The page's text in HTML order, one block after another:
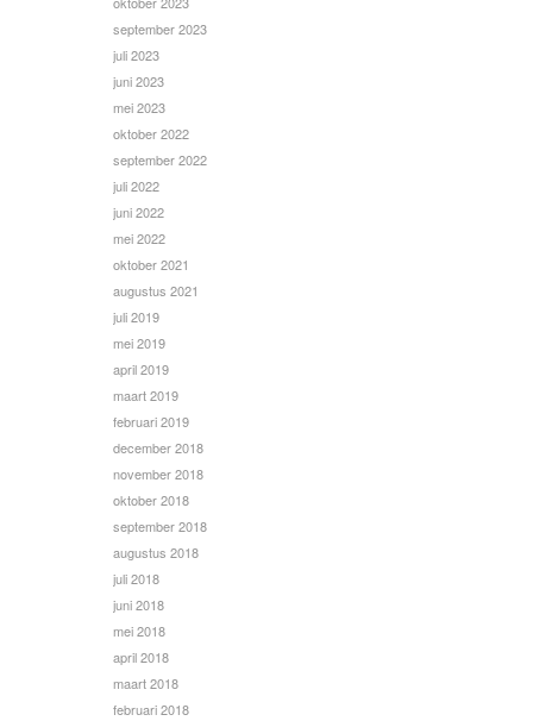
september 2023
juli 2023
juni 2023
mei 2023
oktober 2022
september 2022
juli 2022
juni 2022
mei 2022
oktober 2021
augustus 2021
juli 2019
mei 2019
april 2019
maart 2019
februari 2019
december 2018
november 2018
oktober 2018
september 2018
augustus 2018
juli 2018
juni 2018
mei 2018
april 2018
maart 2018
februari 2018